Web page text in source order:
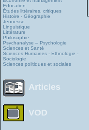
Education
Études littéraires, critiques
Histoire - Géographie
Jeunesse
Linguistique
Littérature
Philosophie
Psychanalyse – Psychologie
Sciences et Santé
Sciences Humaines - Ethnologie -
Sociologie
Sciences politiques et sociales
Articles
VOD